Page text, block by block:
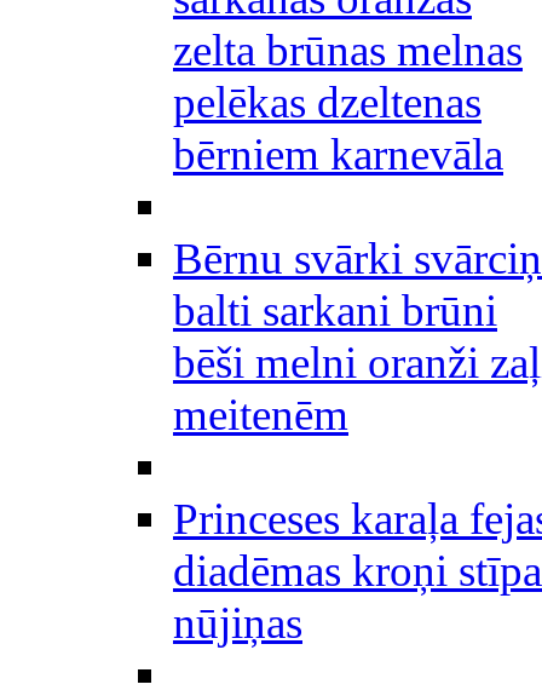
zelta brūnas melnas
pelēkas dzeltenas
bērniem karnevāla
Bērnu svārki
balti sarkani brūni
bēši melni oranži
meitenēm
Princeses karaļa
diadēmas kroņi
nūjiņas